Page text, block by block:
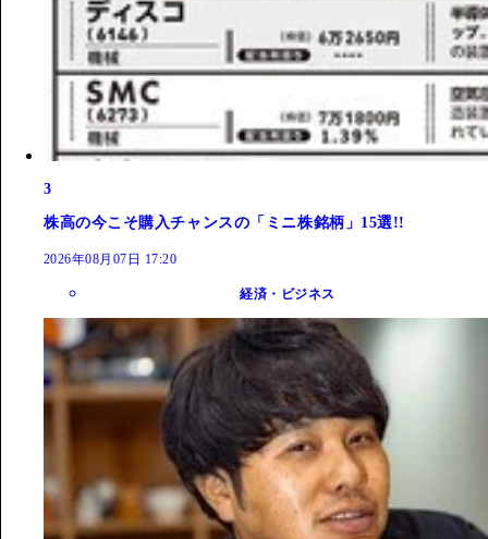
3
株高の今こそ購入チャンスの「ミニ株銘柄」15選!!
2026年08月07日 17:20
経済・ビジネス